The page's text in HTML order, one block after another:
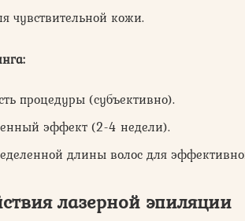
чувствительной кожи.
процедуры (субъективно).
эффект (2-4 недели).
длины волос для
лазерной эпиляции